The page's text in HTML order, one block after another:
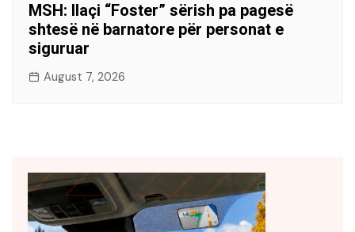
MSH: Ilaçi “Foster” sërish pa pagesë
shtesë në barnatore për personat e
siguruar
August 7, 2026